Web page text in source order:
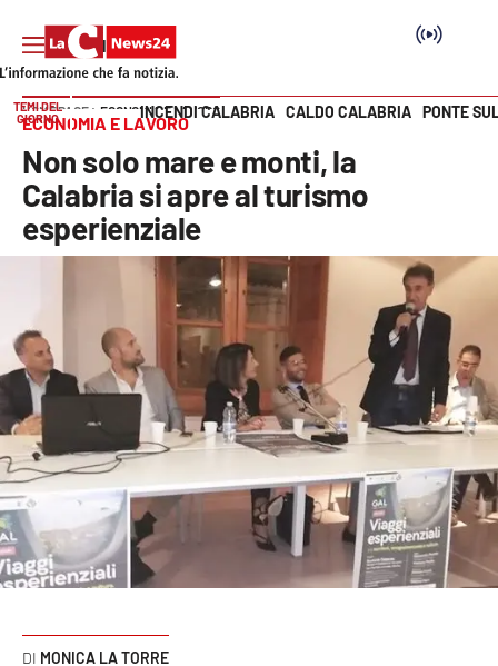
SEZIONI
Cronaca
Attualità
Economia e lavoro
Italia Mondo
Sport
Vai
TEMI DEL
GIORNO
INCENDI CALABRIA CALDO CALABRIA PONTE
HOME PAGE ECONOMIA E LAVORO
ECONOMIA E LAVORO
Non solo mare e monti, la
Calabria si apre al turismo
esperienziale
MONICA LA TORRE